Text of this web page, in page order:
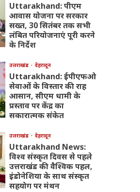
Uttarakhand: पीएम
आवास योजना पर सरकार
सख्त, 30 सितंबर तक सभी
लंबित परियोजनाएं पूरी करने
के निर्देश
उत्तराखंड देहरादून
Uttarakhand: ईपीएफओ
सेवाओं के विस्तार की राह
आसान, सीएम धामी के
प्रस्ताव पर केंद्र का
सकारात्मक संकेत
उत्तराखंड देहरादून
Uttarakhand News:
विश्व संस्कृत दिवस से पहले
उत्तराखंड की वैश्विक पहल,
इंडोनेशिया के साथ संस्कृत
सहयोग पर मंथन